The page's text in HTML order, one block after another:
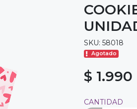
SKU: 58018
Agotado
$ 1.990
CANTIDAD